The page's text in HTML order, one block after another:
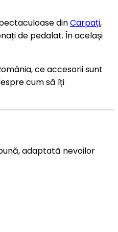
dinCarpați,
de pedalat. În același
ce accesorii sunt
cum să îți
adaptată nevoilor